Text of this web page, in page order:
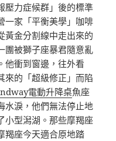
壓力症候群」後的標準
一家「平衡美學」咖啡
黃金分割線中走出來的
團被獅子座暴君隨意亂
他衝到窗邊，往外看
來的「超級修正」而陷
電動升降桌魚座
水淚，他們無法停止地
小型潟湖。那些摩羯座
羯座今天適合原地踏